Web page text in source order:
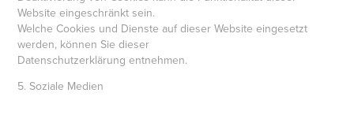
Website eingeschränkt sein.
Welche Cookies und Dienste auf dieser Website eingesetzt
werden, können Sie dieser
Datenschutzerklärung entnehmen.
5. Soziale Medien